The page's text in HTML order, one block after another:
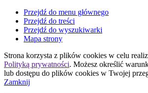
Przejdź do menu głównego
Przejdź do treści
Przejdź do wyszukiwarki
Mapa strony
Strona korzysta z plików cookies w celu
Polityką prywatności. Możesz określić
lub dostępu do plików cookies w Twojej
Zamknij